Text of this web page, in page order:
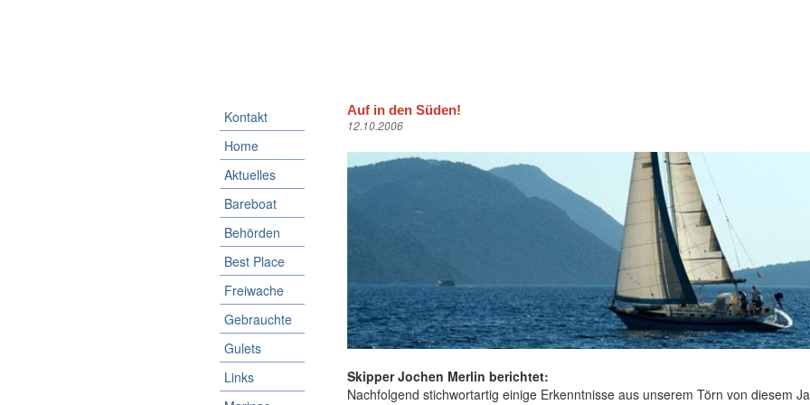
Kontakt
Home
Aktuelles
Bareboat
Behörden
Best Place
Freiwache
Gebrauchte
Gulets
Links
Auf in den Süden!
12.10.2006
Skipper Jochen Merlin berichtet:
Nachfolgend stichwortartig einige Erkenntnisse aus unserem Törn von diesem